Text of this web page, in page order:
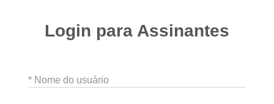
Login para Assinantes
* Nome do usuário